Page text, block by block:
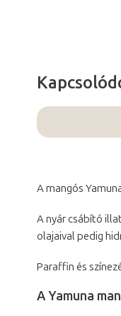
A mangós
A nyár csábító
olajaival pedig
Paraffin és
A Yamuna